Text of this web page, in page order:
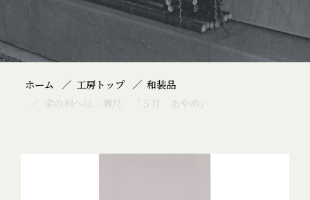
ホーム 工房トップ
和装品
染の利へ以：着尺 「５月 あやめ」